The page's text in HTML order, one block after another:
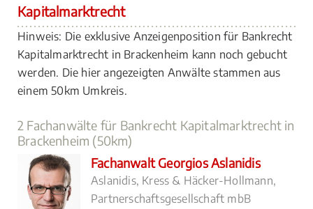
Kapitalmarktrecht
Hinweis: Die exklusive Anzeigenposition für Bankrecht
Kapitalmarktrecht in Brackenheim kann noch gebucht
werden. Die hier angezeigten Anwälte stammen aus
einem 50km Umkreis.
2 Fachanwälte für Bankrecht Kapitalmarktrecht in
Brackenheim (50km)
Fachanwalt Georgios Aslanidis
Aslanidis, Kress & Häcker-Hollmann,
Partnerschaftsgesellschaft mbB